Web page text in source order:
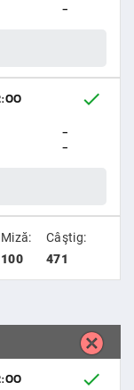
-
-
-
Miză:
100
Câştig:
471